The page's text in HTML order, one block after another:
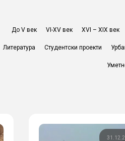
До V век VI-XV век XVI – XIX век
Литература Студентски проекти